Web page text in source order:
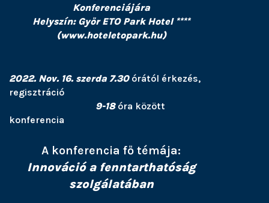
Konferenciájára
Helyszín: Győr ETO Park Hotel ****
(www.hoteletopark.hu)
2022. Nov. 16. szerda 7.30órától érkezés,
regisztráció
9-18óra között
konferencia
A konferencia fő témája:
Innováció a fenntarthatóság
szolgálatában